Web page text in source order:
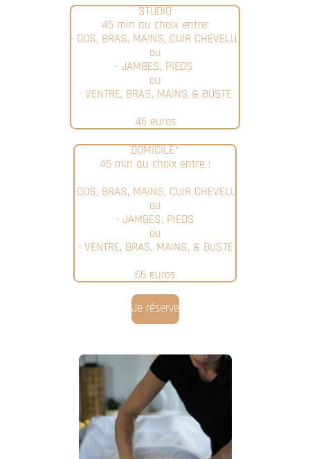
STUDIO
45 min au choix entre:
- DOS, BRAS, MAINS, CUIR CHEVELU
ou
- JAMBES, PIEDS
ou
- VENTRE, BRAS, MAINS & BUSTE
45 euros
DOMICILE*
45 min au choix entre :
-DOS, BRAS, MAINS, CUIR CHEVELU
ou
- JAMBES, PIEDS
ou
- VENTRE, BRAS, MAINS, & BUSTE
65 euros
Je réserve